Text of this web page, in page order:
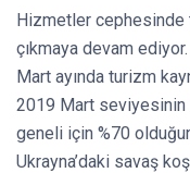
Hizmetler cephesinde
çıkmaya devam
Mart ayında turizm
2019 Mart seviyesinin
geneli için %70
Ukrayna’daki savaş